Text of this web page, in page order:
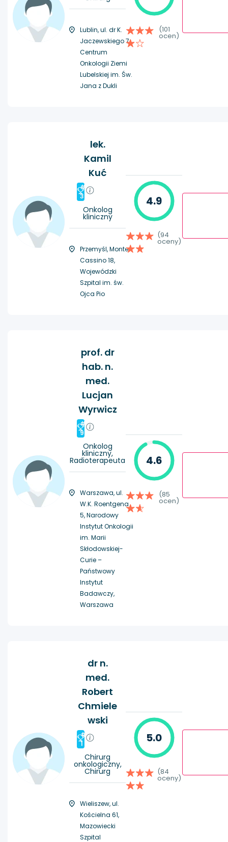
Lublin, ul. dr K.
Jaczewskiego 7,
Centrum
Onkologii Ziemi
Lubelskiej im. Św.
Jana z Dukli
(101
ocen)
lek.
Kamil
Kuć
#
3
Onkolog
kliniczny
Przemyśl, Monte
Cassino 18,
Wojewódzki
Szpital im. św.
Ojca Pio
4.9
(94
oceny)
prof. dr
hab. n.
med.
Lucjan
Wyrwicz
#
9
Onkolog
kliniczny,
Radioterapeuta
Warszawa, ul.
W.K. Roentgena
5, Narodowy
Instytut Onkologii
im. Marii
Skłodowskiej-
Curie –
Państwowy
Instytut
Badawczy,
Warszawa
4.6
(85
ocen)
dr n.
med.
Robert
Chmiele
wski
#
1
Chirurg
onkologiczny,
Chirurg
Wieliszew, ul.
Kościelna 61,
Mazowiecki
Szpital
5.0
(84
oceny)